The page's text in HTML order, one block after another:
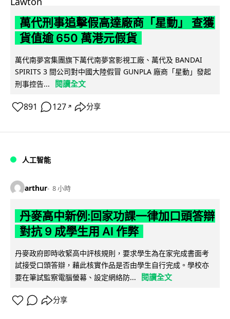
萬代刑事追擊假高達廠商「星動」 查獲
貨值逾 650 萬港元假貨
萬代南夢宮集團旗下萬代南夢宮影視工廠、萬代及 BANDAI
SPIRITS 3 間公司對中國大陸假冒 GUNPLA 廠商「星動」發起
刑事控告...
閱讀全文
891 127 ↗ 分享
人工智能
arthur 8 小時
丹麥高中新例:回家功課一律加口頭答辯
對抗 9 成學生用 AI 作弊
丹麥政府即時收緊高中評核規則，要求學生為在家完成書面考
試接受口頭答辯，藉此核實作品是否由學生自行完成。學校亦
要在筆試監察電腦螢幕、設定網絡防...
閱讀全文
分享